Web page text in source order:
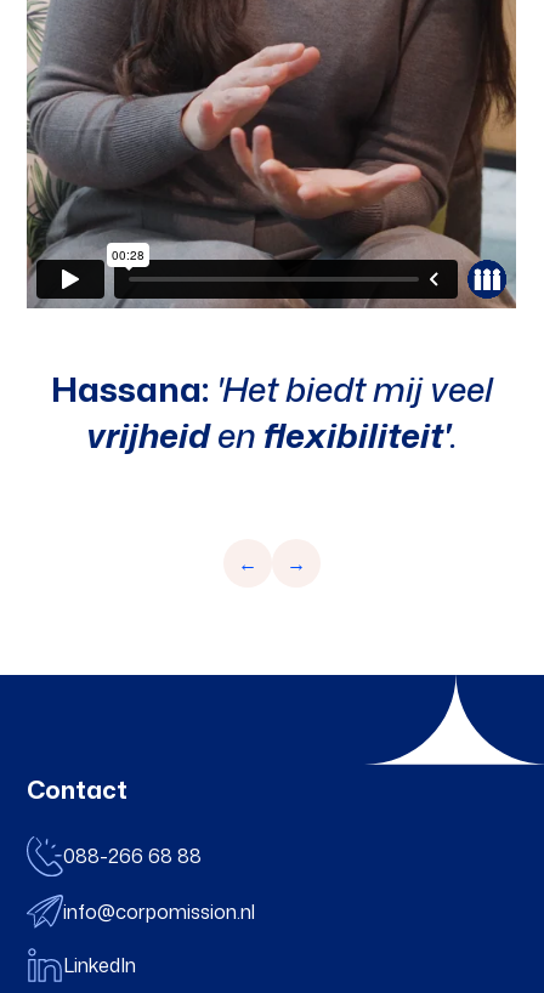
Hassana: 'Het biedt mij veel
vrijheiden flexibiliteit'.
← →
Contact
088-266 68 88
info@corpomission.nl
LinkedIn